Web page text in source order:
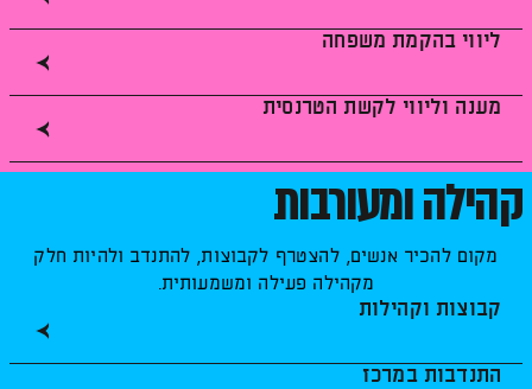
ליווי בהקמת משפחה
מענה וליווי לקשת הטרנסית
קהילה ומעורבות
מקום להכיר אנשים, להצטרף לקבוצות, להתנדב ולהיות חלק
מקהילה פעילה ומשמעותית.
קבוצות וקהילות
התנדבות במרכז